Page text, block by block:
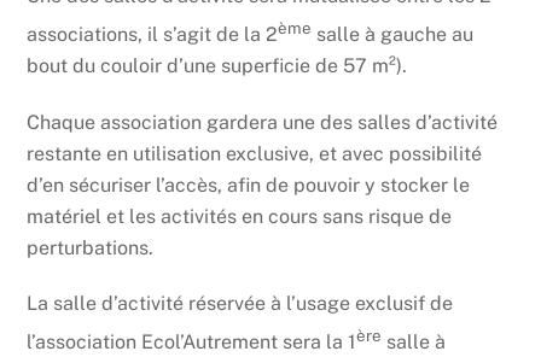
associations, il s’agit de la 2ème salle à gauche au
bout du couloir d’une superficie de 57 m²).
Chaque association gardera une des salles d’activité
restante en utilisation exclusive, et avec possibilité
d’en sécuriser l’accès, afin de pouvoir y stocker le
matériel et les activités en cours sans risque de
perturbations.
La salle d’activité réservée à l’usage exclusif de
l’association Ecol’Autrement sera la 1ère salle à